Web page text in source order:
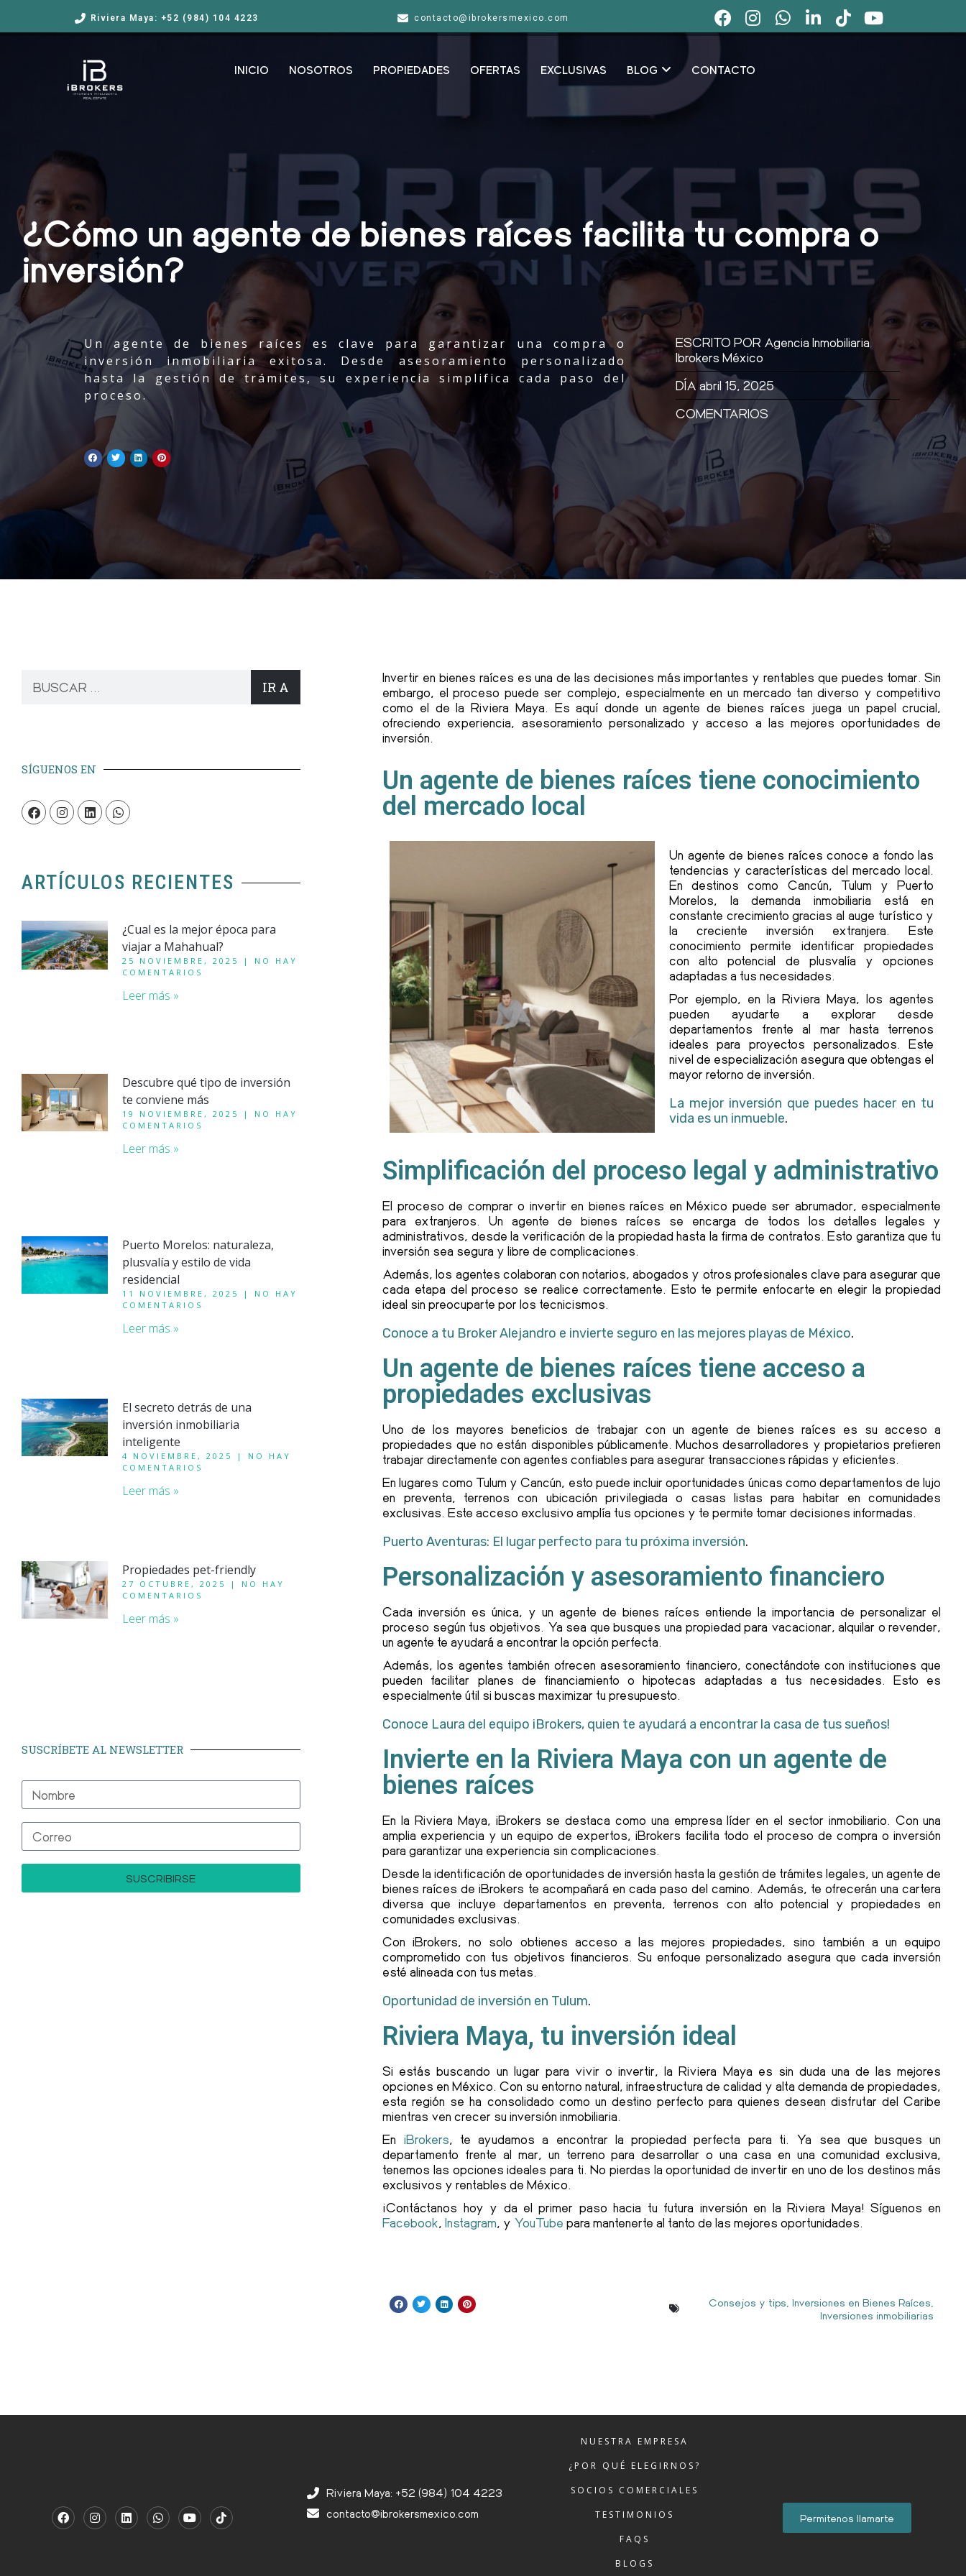
Riviera Maya: +52 (984) 104 4223 contacto@ibrokersmexico.com
INICIO NOSOTROS PROPIEDADES OFERTAS EXCLUSIVAS BLOG CONTACTO
¿Cómo un agente de bienes raíces facilita tu compra o
inversión?
Un agente de bienes raíces es clave para garantizar una compra o
inversión inmobiliaria exitosa. Desde asesoramiento personalizado
hasta la gestión de trámites, su experiencia simplifica cada paso del
proceso.
ESCRITO POR Agencia Inmobiliaria
Ibrokers México
DÍAabril 15, 2025
COMENTARIOS
IR A
SÍGUENOS EN
ARTÍCULOS RECIENTES
¿Cual es la mejor época para
viajar a Mahahual?
25 NOVIEMBRE, 2025
NO HAY
COMENTARIOS
Leer más »
Descubre qué tipo de inversión
te conviene más
19 NOVIEMBRE, 2025
NO HAY
COMENTARIOS
Leer más »
Puerto Morelos: naturaleza,
plusvalía y estilo de vida
residencial
11 NOVIEMBRE, 2025
NO HAY
COMENTARIOS
Leer más »
El secreto detrás de una
inversión inmobiliaria
inteligente
4 NOVIEMBRE, 2025
NO HAY
COMENTARIOS
Leer más »
Propiedades pet-friendly
27 OCTUBRE, 2025
NO HAY
COMENTARIOS
Leer más »
SUSCRÍBETE AL NEWSLETTER
SUSCRIBIRSE
Invertir en bienes raíces es una de las decisiones más importantes y rentables que puedes tomar. Sin
embargo, el proceso puede ser complejo, especialmente en un mercado tan diverso y competitivo
como el de la Riviera Maya. Es aquí donde un agente de bienes raíces juega un papel crucial,
ofreciendo experiencia, asesoramiento personalizado y acceso a las mejores oportunidades de
inversión.
Un agente de bienes raíces tiene conocimiento
del mercado local
Un agente de bienes raíces conoce a fondo las
tendencias y características del mercado local.
En destinos como Cancún, Tulum y Puerto
Morelos, la demanda inmobiliaria está en
constante crecimiento gracias al auge turístico y
la creciente inversión extranjera. Este
conocimiento permite identificar propiedades
con alto potencial de plusvalía y opciones
adaptadas a tus necesidades.
Por ejemplo, en la Riviera Maya, los agentes
pueden ayudarte a explorar desde
departamentos frente al mar hasta terrenos
ideales para proyectos personalizados. Este
nivel de especialización asegura que obtengas el
mayor retorno de inversión.
La mejor inversión que puedes hacer en tu
vida es un inmueble.
Simplificación del proceso legal y administrativo
El proceso de comprar o invertir en bienes raíces en México puede ser abrumador, especialmente
para extranjeros. Un agente de bienes raíces se encarga de todos los detalles legales y
administrativos, desde la verificación de la propiedad hasta la firma de contratos. Esto garantiza que tu
inversión sea segura y libre de complicaciones.
Además, los agentes colaboran con notarios, abogados y otros profesionales clave para asegurar que
cada etapa del proceso se realice correctamente. Esto te permite enfocarte en elegir la propiedad
ideal sin preocuparte por los tecnicismos.
Conoce a tu Broker Alejandro e invierte seguro en las mejores playas de México.
Un agente de bienes raíces tiene acceso a
propiedades exclusivas
Uno de los mayores beneficios de trabajar con un agente de bienes raíces es su acceso a
propiedades que no están disponibles públicamente. Muchos desarrolladores y propietarios prefieren
trabajar directamente con agentes confiables para asegurar transacciones rápidas y eficientes.
En lugares como Tulum y Cancún, esto puede incluir oportunidades únicas como departamentos de lujo
en preventa, terrenos con ubicación privilegiada o casas listas para habitar en comunidades
exclusivas. Este acceso exclusivo amplía tus opciones y te permite tomar decisiones informadas.
Puerto Aventuras: El lugar perfecto para tu próxima inversión.
Personalización y asesoramiento financiero
Cada inversión es única, y un agente de bienes raíces entiende la importancia de personalizar el
proceso según tus objetivos. Ya sea que busques una propiedad para vacacionar, alquilar o revender,
un agente te ayudará a encontrar la opción perfecta.
Además, los agentes también ofrecen asesoramiento financiero, conectándote con instituciones que
pueden facilitar planes de financiamiento o hipotecas adaptadas a tus necesidades. Esto es
especialmente útil si buscas maximizar tu presupuesto.
Conoce Laura del equipo iBrokers, quien te ayudará a encontrar la casa de tus sueños!
Invierte en la Riviera Maya con un agente de
bienes raíces
En la Riviera Maya, iBrokers se destaca como una empresa líder en el sector inmobiliario. Con una
amplia experiencia y un equipo de expertos, iBrokers facilita todo el proceso de compra o inversión
para garantizar una experiencia sin complicaciones.
Desde la identificación de oportunidades de inversión hasta la gestión de trámites legales, un agente de
bienes raíces de iBrokers te acompañará en cada paso del camino. Además, te ofrecerán una cartera
diversa que incluye departamentos en preventa, terrenos con alto potencial y propiedades en
comunidades exclusivas.
Con iBrokers, no solo obtienes acceso a las mejores propiedades, sino también a un equipo
comprometido con tus objetivos financieros. Su enfoque personalizado asegura que cada inversión
esté alineada con tus metas.
Oportunidad de inversión en Tulum.
Riviera Maya, tu inversión ideal
Si estás buscando un lugar para vivir o invertir, la Riviera Maya es sin duda una de las mejores
opciones en México. Con su entorno natural, infraestructura de calidad y alta demanda de propiedades,
esta región se ha consolidado como un destino perfecto para quienes desean disfrutar del Caribe
mientras ven crecer su inversión inmobiliaria.
En iBrokers, te ayudamos a encontrar la propiedad perfecta para ti. Ya sea que busques un
departamento frente al mar, un terreno para desarrollar o una casa en una comunidad exclusiva,
tenemos las opciones ideales para ti. No pierdas la oportunidad de invertir en uno de los destinos más
exclusivos y rentables de México.
¡Contáctanos hoy y da el primer paso hacia tu futura inversión en la Riviera Maya! Síguenos en
Facebook, Instagram, y YouTube para mantenerte al tanto de las mejores oportunidades.
Consejos y tips,Inversiones en Bienes Raíces,
Inversiones inmobiliarias
Riviera Maya: +52 (984) 104 4223
contacto@ibrokersmexico.com
NUESTRA EMPRESA
¿POR QUÉ ELEGIRNOS?
SOCIOS COMERCIALES
TESTIMONIOS
FAQS
BLOGS
Permitenos llamarte